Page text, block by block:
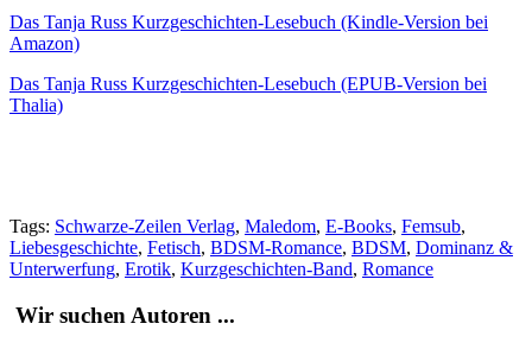
Das Tanja Russ Kurzgeschichten-Lesebuch (Kindle-Version bei
Amazon)
Das Tanja Russ Kurzgeschichten-Lesebuch (EPUB-Version bei
Thalia)
Tags: Schwarze-Zeilen Verlag, Maledom, E-Books, Femsub,
Liebesgeschichte, Fetisch, BDSM-Romance, BDSM, Dominanz &
Unterwerfung, Erotik, Kurzgeschichten-Band, Romance
Wir suchen Autoren ...